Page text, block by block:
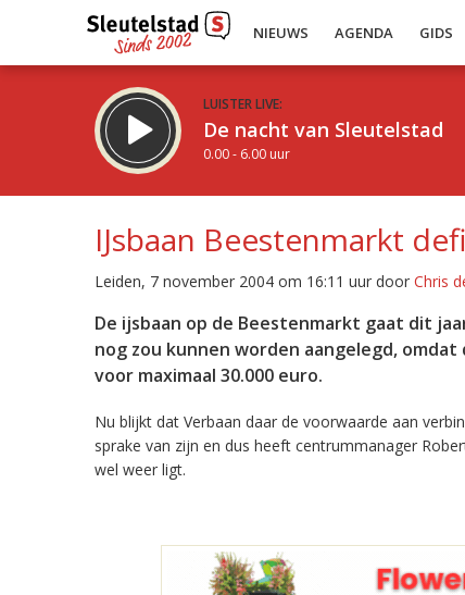
NIEUWS AGENDA GIDS
LUISTER LIVE:
De nacht van Sleutelstad
0.00 - 6.00 uur
Inklappen
IJsbaan Beestenmarkt
Leiden, 7 november 2004 om 16:11 uur door Chris
De ijsbaan op de Beestenmarkt gaat dit
nog zou kunnen worden aangelegd,
voor maximaal 30.000 euro.
Nu blijkt dat Verbaan daar de voorwaarde aan
sprake van zijn en dus heeft centrummanager
wel weer ligt.